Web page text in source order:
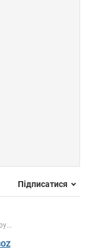
Підписатися